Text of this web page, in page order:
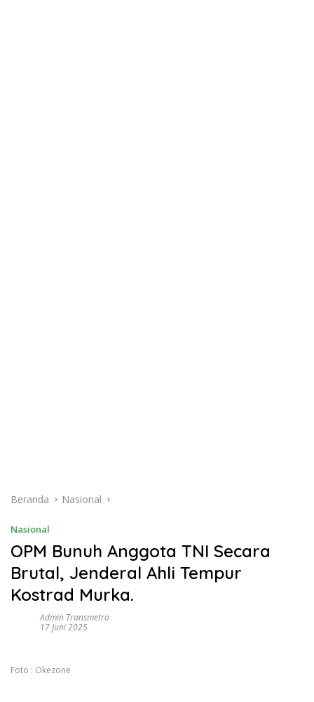
Beranda Nasional
Nasional
OPM Bunuh Anggota TNI Secara
Brutal, Jenderal Ahli Tempur
Kostrad Murka.
Admin Transmetro
17 Juni 2025
Foto : Okezone